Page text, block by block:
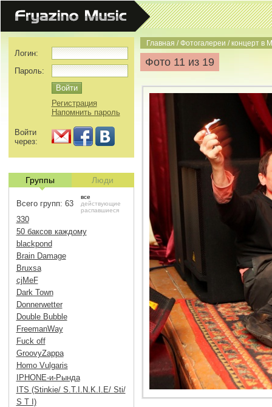
Главная /Фотогалереи /концерт в
Фото 11 из 19
Логин:
Пароль:
Регистрация
Напомнить пароль
Войти
через:
Группы Люди
Всего групп: 63
все
действующие
распавшиеся
330
50 баксов каждому
blackpond
Brain Damage
Bruxsa
cjMeF
Dark Town
Donnerwetter
Double Bubble
FreemanWay
Fuck off
GroovyZappa
Homo Vulgaris
IPHONE-и-Рында
ITS (Stinkie/ S.T.I.N.K.I.E/ Sti/
S T I)